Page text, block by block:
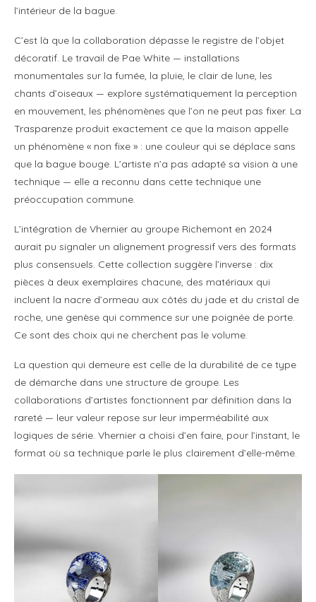
l’intérieur de la bague.
C’est là que la collaboration dépasse le registre de l’objet
décoratif. Le travail de Pae White — installations
monumentales sur la fumée, la pluie, le clair de lune, les
chants d’oiseaux — explore systématiquement la perception
en mouvement, les phénomènes que l’on ne peut pas fixer. La
Trasparenze produit exactement ce que la maison appelle
un phénomène « non fixe » : une couleur qui se déplace sans
que la bague bouge. L’artiste n’a pas adapté sa vision à une
technique — elle a reconnu dans cette technique une
préoccupation commune.
L’intégration de Vhernier au groupe Richemont en 2024
aurait pu signaler un alignement progressif vers des formats
plus consensuels. Cette collection suggère l’inverse : dix
pièces à deux exemplaires chacune, des matériaux qui
incluent la nacre d’ormeau aux côtés du jade et du cristal de
roche, une genèse qui commence sur une poignée de porte.
Ce sont des choix qui ne cherchent pas le volume.
La question qui demeure est celle de la durabilité de ce type
de démarche dans une structure de groupe. Les
collaborations d’artistes fonctionnent par définition dans la
rareté — leur valeur repose sur leur imperméabilité aux
logiques de série. Vhernier a choisi d’en faire, pour l’instant, le
format où sa technique parle le plus clairement d’elle-même.